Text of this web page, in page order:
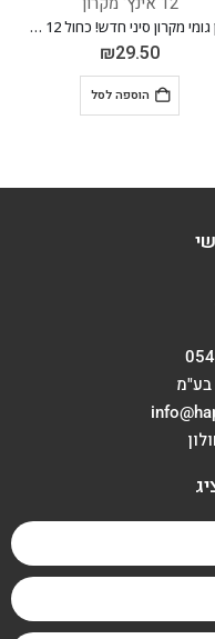
בלון גומי מקרון סיני חדש! כחול 12 אינ"ץ חבילה של 100 יח'
₪29.50
הוספה לסל
בע"מ